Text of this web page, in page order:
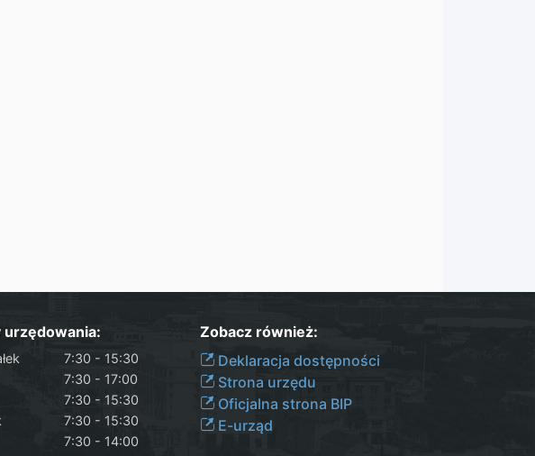
urzędowania:
7:30 - 15:30
7:30 - 17:00
7:30 - 15:30
7:30 - 15:30
7:30 - 14:00
Zobacz również:
Deklaracja dostępności
Strona urzędu
Oficjalna strona BIP
E-urząd